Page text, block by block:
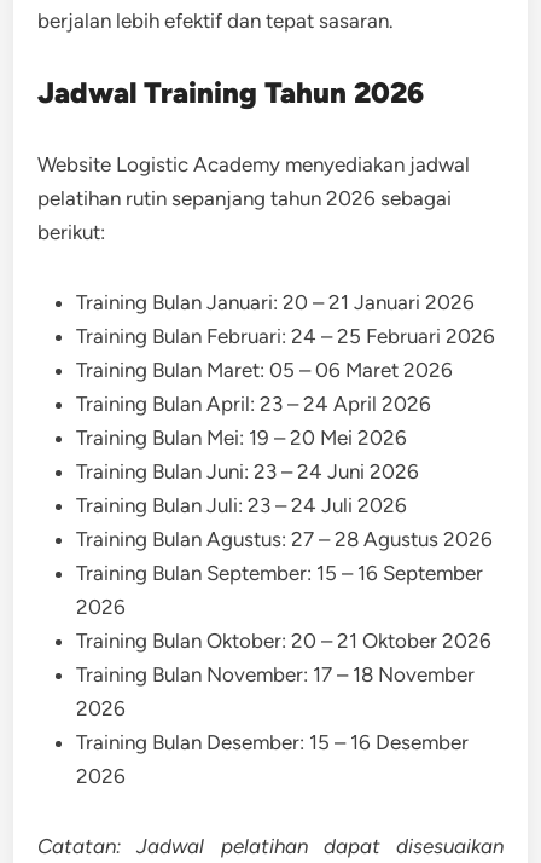
berjalan lebih efektif dan tepat sasaran.
Jadwal Training Tahun 2026
Website Logistic Academy menyediakan jadwal
pelatihan rutin sepanjang tahun 2026 sebagai
berikut:
Training Bulan Januari: 20 – 21 Januari 2026
Training Bulan Februari: 24 – 25 Februari 2026
Training Bulan Maret: 05 – 06 Maret 2026
Training Bulan April: 23 – 24 April 2026
Training Bulan Mei: 19 – 20 Mei 2026
Training Bulan Juni: 23 – 24 Juni 2026
Training Bulan Juli: 23 – 24 Juli 2026
Training Bulan Agustus: 27 – 28 Agustus 2026
Training Bulan September: 15 – 16 September
2026
Training Bulan Oktober: 20 – 21 Oktober 2026
Training Bulan November: 17 – 18 November
2026
Training Bulan Desember: 15 – 16 Desember
2026
Catatan: Jadwal pelatihan dapat disesuaikan